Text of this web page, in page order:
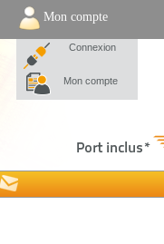
Mon compte
Connexion
Mon compte